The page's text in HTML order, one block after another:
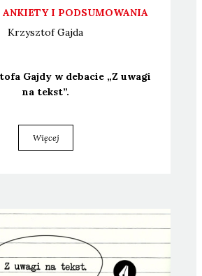
ANKIETY I PODSUMOWANIA
KrzysztofGajda
Gaj­dy w deba­cie „Z uwa­gi
na tekst”.
Więcej